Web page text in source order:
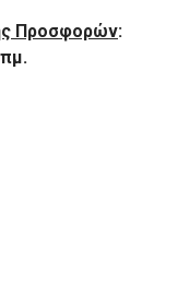
Προσφορών:
πμ.